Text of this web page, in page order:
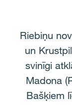
Riebiņu
un
svinīgi
Madona
Bašķiem